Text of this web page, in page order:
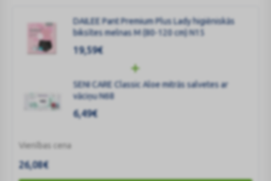
DAILEE Pant Premium Plus Lady higiēniskās
biksītes melnas M (80-120 cm) N15
19,59€
SENI CARE Classic Aloe mitrās salvetes ar
vāciņu N68
6,49€
Vienības cena
26,08€